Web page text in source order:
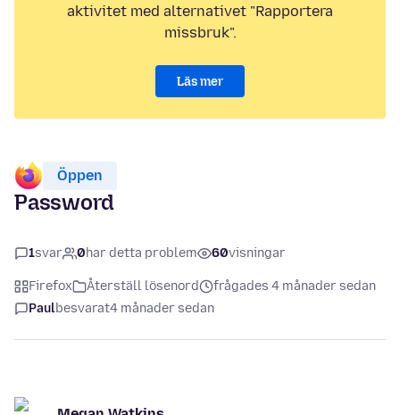
aktivitet med alternativet "Rapportera
missbruk".
Läs mer
Öppen
Password
1svar 0har detta problem 60visningar
Firefox Återställ lösenord
frågades 4 månader sedan
Paulbesvarat4 månader sedan